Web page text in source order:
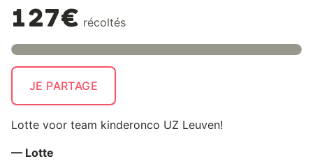
127€ récoltés
JE PARTAGE
Lotte voor team kinderonco UZ Leuven!
— Lotte